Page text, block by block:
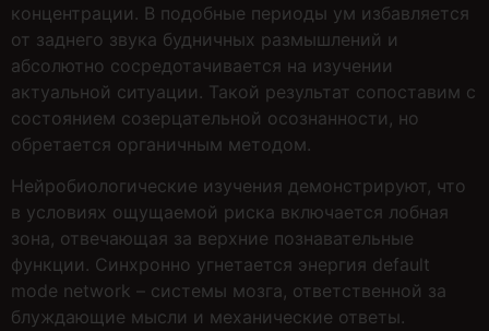
концентрации. В подобные периоды ум избавляется
от заднего звука будничных размышлений и
абсолютно сосредотачивается на изучении
актуальной ситуации. Такой результат сопоставим с
состоянием созерцательной осознанности, но
обретается органичным методом.
Нейробиологические изучения демонстрируют, что
в условиях ощущаемой риска включается лобная
зона, отвечающая за верхние познавательные
функции. Синхронно угнетается энергия default
mode network – системы мозга, ответственной за
блуждающие мысли и механические ответы.